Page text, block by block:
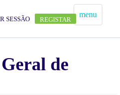
menu
SESSÃO REGISTAR
de